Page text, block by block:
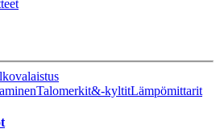
Talomerkit&-kyltitLämpömittarit